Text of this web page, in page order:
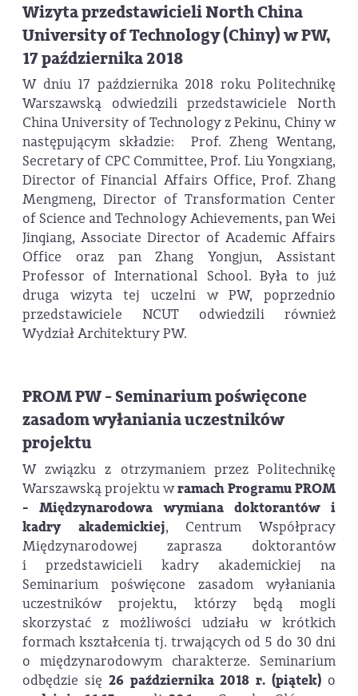
Wizyta przedstawicieli North China
University of Technology (Chiny) w PW,
17 października 2018
W dniu 17 października 2018 roku Politechnikę
Warszawską odwiedzili przedstawiciele North
China University of Technology z Pekinu, Chiny w
następującym składzie: Prof. Zheng Wentang,
Secretary of CPC Committee, Prof. Liu Yongxiang,
Director of Financial Affairs Office, Prof. Zhang
Mengmeng, Director of Transformation Center
of Science and Technology Achievements, pan Wei
Jinqiang, Associate Director of Academic Affairs
Office oraz pan Zhang Yongjun, Assistant
Professor of International School. Była to już
druga wizyta tej uczelni w PW, poprzednio
przedstawiciele NCUT odwiedzili również
Wydział Architektury PW.
PROM PW - Seminarium poświęcone
zasadom wyłaniania uczestników
projektu
W związku z otrzymaniem przez Politechnikę
Warszawską projektu wramach Programu PROM
- Międzynarodowa wymiana doktorantów i
kadry akademickiej, Centrum Współpracy
Międzynarodowej zaprasza doktorantów
i przedstawicieli kadry akademickiej na
Seminarium poświęcone zasadom wyłaniania
uczestników projektu, którzy będą mogli
skorzystać z możliwości udziału w krótkich
formach kształcenia tj. trwających od 5 do 30 dni
o międzynarodowym charakterze. Seminarium
odbędzie się 26 października 2018 r. (piątek) o